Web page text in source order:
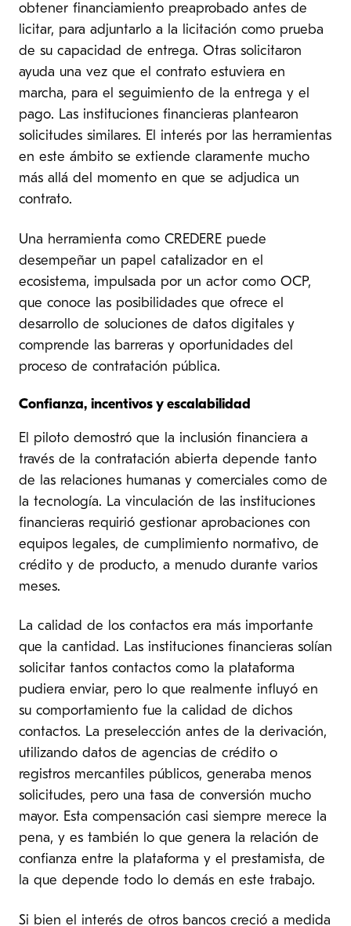
obtener financiamiento preaprobado antes de
licitar, para adjuntarlo a la licitación como prueba
de su capacidad de entrega. Otras solicitaron
ayuda una vez que el contrato estuviera en
marcha, para el seguimiento de la entrega y el
pago. Las instituciones financieras plantearon
solicitudes similares. El interés por las herramientas
en este ámbito se extiende claramente mucho
más allá del momento en que se adjudica un
contrato.
Una herramienta como CREDERE puede
desempeñar un papel catalizador en el
ecosistema, impulsada por un actor como OCP,
que conoce las posibilidades que ofrece el
desarrollo de soluciones de datos digitales y
comprende las barreras y oportunidades del
proceso de contratación pública.
Confianza, incentivos y escalabilidad
El piloto demostró que la inclusión financiera a
través de la contratación abierta depende tanto
de las relaciones humanas y comerciales como de
la tecnología. La vinculación de las instituciones
financieras requirió gestionar aprobaciones con
equipos legales, de cumplimiento normativo, de
crédito y de producto, a menudo durante varios
meses.
La calidad de los contactos era más importante
que la cantidad. Las instituciones financieras solían
solicitar tantos contactos como la plataforma
pudiera enviar, pero lo que realmente influyó en
su comportamiento fue la calidad de dichos
contactos. La preselección antes de la derivación,
utilizando datos de agencias de crédito o
registros mercantiles públicos, generaba menos
solicitudes, pero una tasa de conversión mucho
mayor. Esta compensación casi siempre merece la
pena, y es también lo que genera la relación de
confianza entre la plataforma y el prestamista, de
la que depende todo lo demás en este trabajo.
Si bien el interés de otros bancos creció a medida